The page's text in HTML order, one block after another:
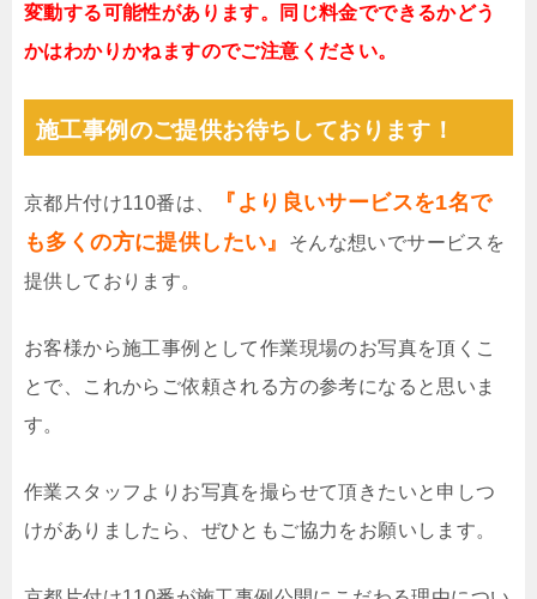
変動する可能性があります。同じ料金でできるかどう
かはわかりかねますのでご注意ください。
施工事例のご提供お待ちしております！
京都片付け110番は、
『より良いサービスを1名で
も多くの方に提供したい』
そんな想いでサービスを
提供しております。
お客様から施工事例として作業現場のお写真を頂くこ
とで、これからご依頼される方の参考になると思いま
す。
作業スタッフよりお写真を撮らせて頂きたいと申しつ
けがありましたら、ぜひともご協力をお願いします。